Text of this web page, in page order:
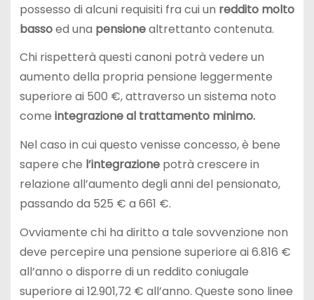
possesso di alcuni requisiti fra cui un reddito molto
bassoed una pensionealtrettanto contenuta.
Chi rispetterà questi canoni potrà vedere un
aumento della propria pensione leggermente
superiore ai 500 €, attraverso un sistema noto
come integrazione al trattamento minimo.
Nel caso in cui questo venisse concesso, è bene
sapere che l’integrazionepotrà crescere in
relazione all’aumento degli anni del pensionato,
passando da 525 € a 661 €.
Ovviamente chi ha diritto a tale sovvenzione non
deve percepire una pensione superiore ai 6.816 €
all’anno o disporre di un reddito coniugale
superiore ai 12.901,72 € all’anno. Queste sono linee